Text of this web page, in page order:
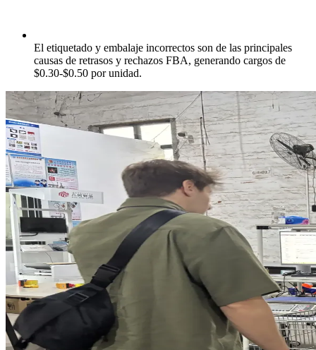
El etiquetado y embalaje incorrectos son de las principales
causas de retrasos y rechazos FBA, generando cargos de
$0.30-$0.50 por unidad.